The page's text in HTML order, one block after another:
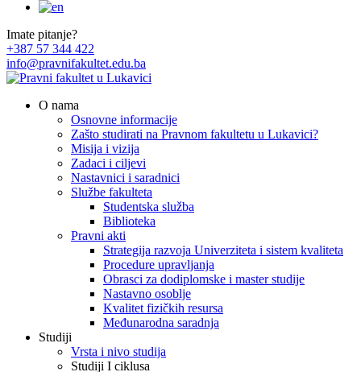
Imate pitanje?
+387 57 344 422
info@pravnifakultet.edu.ba
O nama
Osnovne informacije
Zašto studirati na Pravnom fakultetu u Lukavici?
Misija i vizija
Zadaci i ciljevi
Nastavnici i saradnici
Službe fakulteta
Studentska služba
Biblioteka
Pravni akti
Strategija razvoja Univerziteta i sistem kvaliteta
Procedure upravljanja
Obrasci za dodiplomske i master studije
Nastavno osoblje
Kvalitet fizičkih resursa
Međunarodna saradnja
Studiji
Vrsta i nivo studija
Studiji I ciklusa